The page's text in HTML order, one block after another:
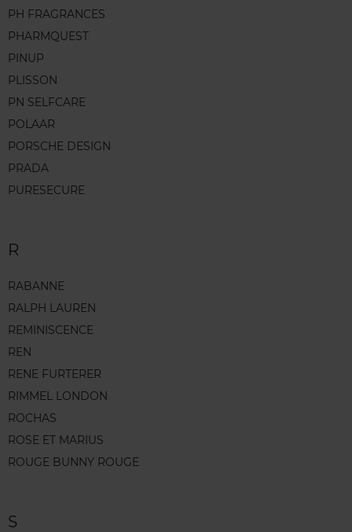
PH FRAGRANCES
PHARMQUEST
PINUP
PLISSON
PN SELFCARE
POLAAR
PORSCHE DESIGN
PRADA
PURESECURE
R
RABANNE
RALPH LAUREN
REMINISCENCE
REN
RENE FURTERER
RIMMEL LONDON
ROCHAS
ROSE ET MARIUS
ROUGE BUNNY ROUGE
S